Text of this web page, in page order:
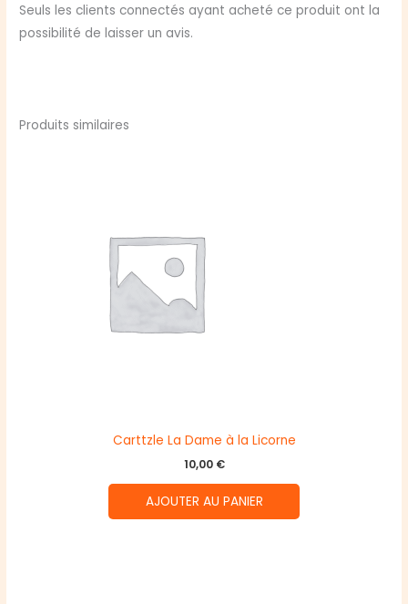
Seuls les clients connectés ayant acheté ce produit ont la
possibilité de laisser un avis.
Produits similaires
Carttzle La Dame à la Licorne
10,00 €
AJOUTER AU PANIER